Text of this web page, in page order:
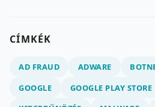
CÍMKÉK
AD FRAUD ADWARE
GOOGLE
GOOGLE PLAY STORE